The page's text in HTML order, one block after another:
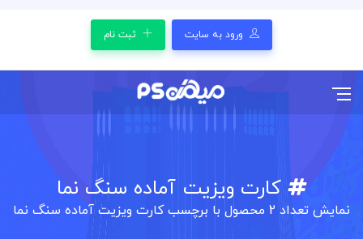
ورود به سایت ثبت نام
کارت ویزیت آماده سنگ نما
نمایش تعداد 2 محصول با برچسب کارت ویزیت آماده سنگ نما